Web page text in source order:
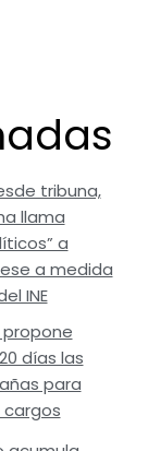
tribuna,
llama
a
a medida
INE
días las
para